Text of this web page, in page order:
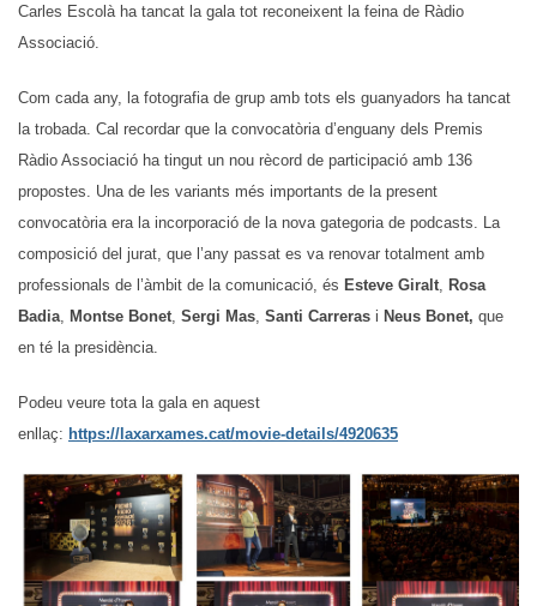
Carles Escolà ha tancat la gala tot reconeixent la feina de Ràdio
Associació.
Com cada any, la fotografia de grup amb tots els guanyadors ha tancat
la trobada. Cal recordar que la convocatòria d’enguany dels Premis
Ràdio Associació ha tingut un nou rècord de participació amb 136
propostes. Una de les variants més importants de la present
convocatòria era la incorporació de la nova gategoria de podcasts. La
composició del jurat, que l’any passat es va renovar totalment amb
professionals de l’àmbit de la comunicació, és Esteve Giralt Rosa
Badia Montse Bonet Sergi Mas Santi Carreras i Neus Bonet, que
en té la presidència.
Podeu veure tota la gala en aquest
enllaç: https://laxarxames.cat/movie-details/4920635